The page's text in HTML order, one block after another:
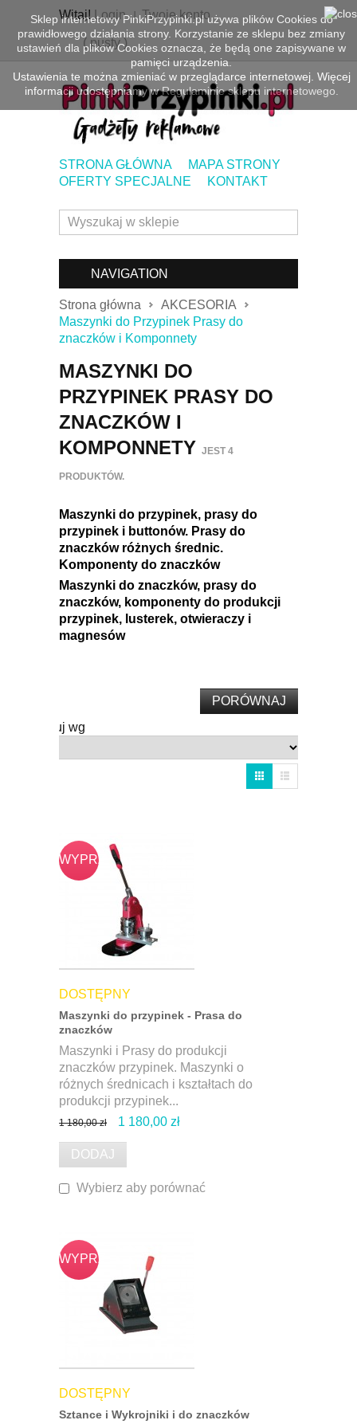
Witaj!Login Twoje konto
( pusty)
STRONA GŁÓWNA
MAPA STRONY
OFERTY SPECJALNE
KONTAKT
NAVIGATION
Strona główna
AKCESORIA
Maszynki do Przypinek Prasy do
znaczków i Komponnety
MASZYNKI DO
PRZYPINEK PRASY DO
ZNACZKÓW I
KOMPONNETY JEST 4
PRODUKTÓW.
Maszynki do przypinek, prasy do
przypinek i buttonów. Prasy do
znaczków różnych średnic.
Komponenty do znaczków
Maszynki do znaczków, prasy do
znaczków, komponenty do produkcji
przypinek, lusterek, otwieraczy i
magnesów
Sortuj wg
WYPRZ
DOSTĘPNY
Maszynki do przypinek - Prasa do
znaczków
Maszynki i Prasy do produkcji
znaczków przypinek. Maszynki o
różnych średnicach i kształtach do
produkcji przypinek...
1 180,00 zł 1 180,00 zł
DODAJ
Wybierz aby porównać
WYPRZ
DOSTĘPNY
Sztance i Wykrojniki i do znaczków
Sklep internetowy PinkiPrzypinki.pl używa plików Cookies do
prawidłowego działania strony. Korzystanie ze sklepu bez zmiany
ustawień dla plików Cookies oznacza, że będą one zapisywane w
pamięci urządzenia.
Ustawienia te można zmieniać w przeglądarce internetowej. Więcej
informacji udostępniamy wRegulaminie sklepu internetowego.